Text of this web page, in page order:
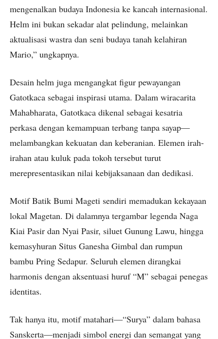
mengenalkan budaya Indonesia ke kancah internasional.
Helm ini bukan sekadar alat pelindung, melainkan
aktualisasi wastra dan seni budaya tanah kelahiran
Mario,” ungkapnya.
Desain helm juga mengangkat figur pewayangan
Gatotkaca sebagai inspirasi utama. Dalam wiracarita
Mahabharata, Gatotkaca dikenal sebagai kesatria
perkasa dengan kemampuan terbang tanpa sayap—
melambangkan kekuatan dan keberanian. Elemen irah-
irahan atau kuluk pada tokoh tersebut turut
merepresentasikan nilai kebijaksanaan dan dedikasi.
Motif Batik Bumi Mageti sendiri memadukan kekayaan
lokal Magetan. Di dalamnya tergambar legenda Naga
Kiai Pasir dan Nyai Pasir, siluet Gunung Lawu, hingga
kemasyhuran Situs Ganesha Gimbal dan rumpun
bambu Pring Sedapur. Seluruh elemen dirangkai
harmonis dengan aksentuasi huruf “M” sebagai penegas
identitas.
Tak hanya itu, motif matahari—“Surya” dalam bahasa
Sanskerta—menjadi simbol energi dan semangat yang